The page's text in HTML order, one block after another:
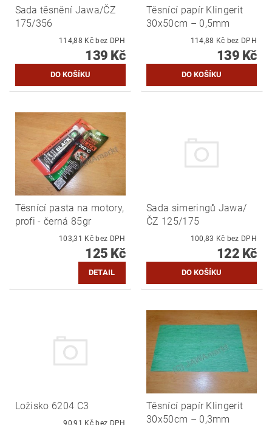
Sada těsnění Jawa/ČZ
175/356
114,88 Kč bez DPH
139 Kč
Těsnící papír Klingerit
30x50cm – 0,5mm
114,88 Kč bez DPH
139 Kč
Těsnící pasta na motory,
profi - černá 85gr
103,31 Kč bez DPH
125 Kč
DETAIL
Sada simeringů Jawa/
ČZ 125/175
100,83 Kč bez DPH
122 Kč
Ložisko 6204 C3
90,91 Kč bez DPH
Těsnící papír Klingerit
30x50cm – 0,3mm